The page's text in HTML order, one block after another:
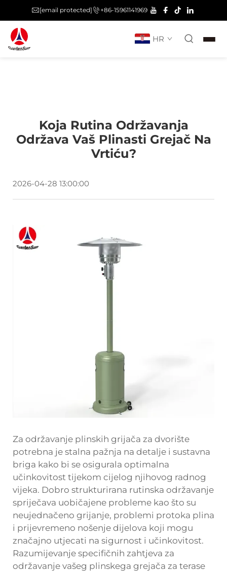
[email protected] +86-15961141969
HR
Koja Rutina Održavanja
Održava Vaš Plinasti Grejač Na
Vrtiću?
2026-04-28 13:00:00
Za održavanje plinskih grijača za dvorište
potrebna je stalna pažnja na detalje i sustavna
briga kako bi se osigurala optimalna
učinkovitost tijekom cijelog njihovog radnog
vijeka. Dobro strukturirana rutinska održavanje
spriječava uobičajene probleme kao što su
neujednačeno grijanje, problemi protoka plina
i prijevremeno nošenje dijelova koji mogu
značajno utjecati na sigurnost i učinkovitost.
Razumijevanje specifičnih zahtjeva za
održavanje vašeg plinskega grejača za terase